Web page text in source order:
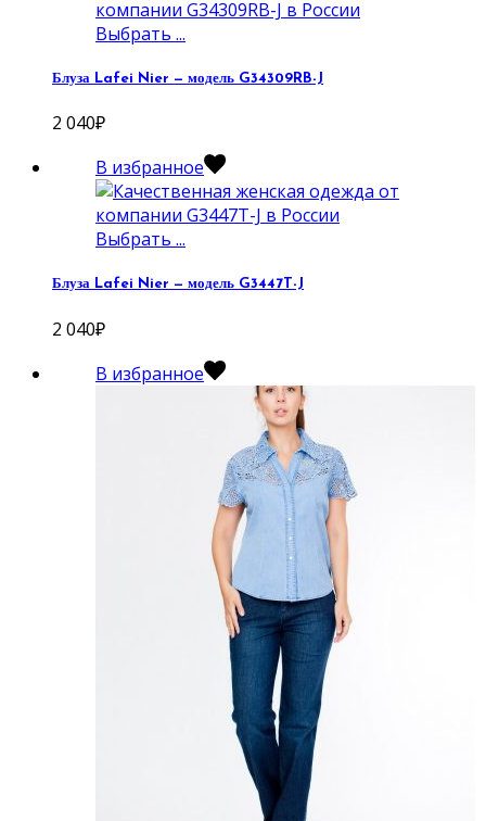
Выбрать ...
Блуза Lafei Nier — модель G34309RB-J
2 040₽
В избранное
Выбрать ...
Блуза Lafei Nier — модель G3447T-J
2 040₽
В избранное